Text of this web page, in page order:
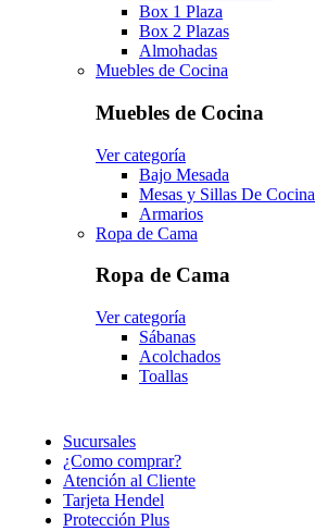
Box 1 Plaza
Box 2 Plazas
Almohadas
Muebles de Cocina
Muebles de Cocina
Ver categoría
Bajo Mesada
Mesas y Sillas De Cocina
Armarios
Ropa de Cama
Ropa de Cama
Ver categoría
Sábanas
Acolchados
Toallas
Sucursales
¿Como comprar?
Atención al Cliente
Tarjeta Hendel
Protección Plus